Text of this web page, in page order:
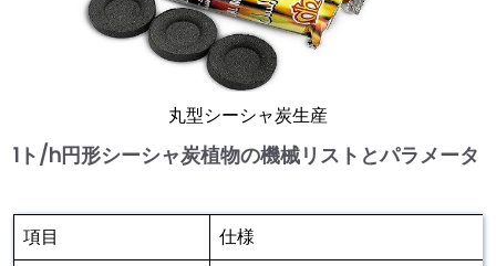
丸型シーシャ炭生産
1ト/h円形シーシャ炭植物の機械リストとパラメータ
項目
仕様